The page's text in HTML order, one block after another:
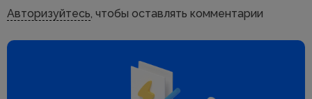
Авторизуйтесь, чтобы оставлять комментарии